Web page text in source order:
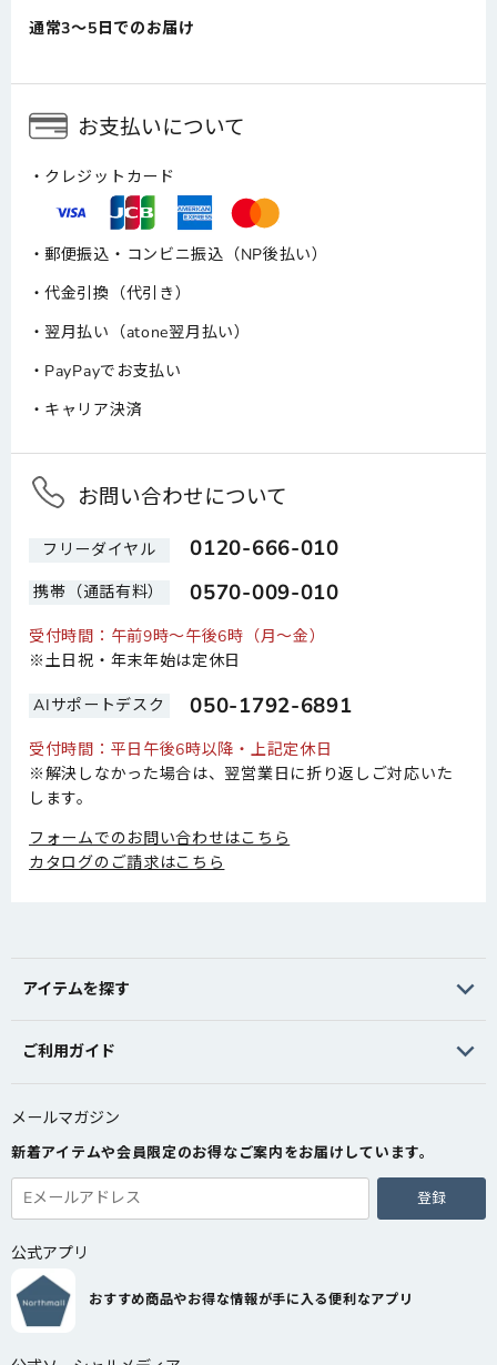
通常3～5日でのお届け
お支払いについて
クレジットカード
郵便振込・コンビニ振込（NP後払い）
代金引換（代引き）
翌月払い（atone翌月払い）
PayPayでお支払い
キャリア決済
お問い合わせについて
フリーダイヤル 0120-666-010
携帯（通話有料） 0570-009-010
受付時間：午前9時～午後6時（月～金）
※土日祝・年末年始は定休日
AIサポートデスク 050-1792-6891
受付時間：平日午後6時以降・上記定休日
※解決しなかった場合は、翌営業日に折り返しご対応いた
します。
フォームでのお問い合わせはこちら
カタログのご請求はこちら
アイテムを探す
ご利用ガイド
メールマガジン
新着アイテムや会員限定のお得なご案内をお届けしています。
登録
公式アプリ
おすすめ商品やお得な情報が手に入る便利なアプリ